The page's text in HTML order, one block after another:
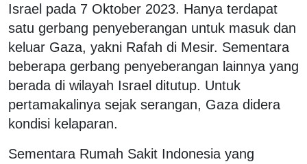
Israel pada 7 Oktober 2023. Hanya terdapat
satu gerbang penyeberangan untuk masuk dan
keluar Gaza, yakni Rafah di Mesir. Sementara
beberapa gerbang penyeberangan lainnya yang
berada di wilayah Israel ditutup. Untuk
pertamakalinya sejak serangan, Gaza didera
kondisi kelaparan.
Sementara Rumah Sakit Indonesia yang